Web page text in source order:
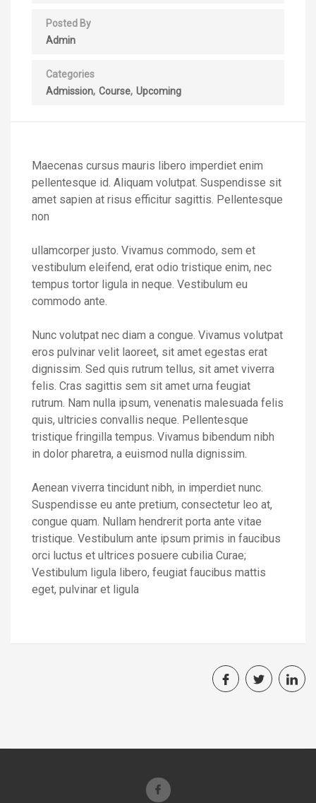
Posted By
Admin
Categories
Admission Course Upcoming
Maecenas cursus mauris libero imperdiet enim
pellentesque id. Aliquam volutpat. Suspendisse sit
amet sapien at risus efficitur sagittis. Pellentesque
non
ullamcorper justo. Vivamus commodo, sem et
vestibulum eleifend, erat odio tristique enim, nec
tempus tortor ligula in neque. Vestibulum eu
commodo ante.
Nunc volutpat nec diam a congue. Vivamus volutpat
eros pulvinar velit laoreet, sit amet egestas erat
dignissim. Sed quis rutrum tellus, sit amet viverra
felis. Cras sagittis sem sit amet urna feugiat
rutrum. Nam nulla ipsum, venenatis malesuada felis
quis, ultricies convallis neque. Pellentesque
tristique fringilla tempus. Vivamus bibendum nibh
in dolor pharetra, a euismod nulla dignissim.
Aenean viverra tincidunt nibh, in imperdiet nunc.
Suspendisse eu ante pretium, consectetur leo at,
congue quam. Nullam hendrerit porta ante vitae
tristique. Vestibulum ante ipsum primis in faucibus
orci luctus et ultrices posuere cubilia Curae;
Vestibulum ligula libero, feugiat faucibus mattis
eget, pulvinar et ligula